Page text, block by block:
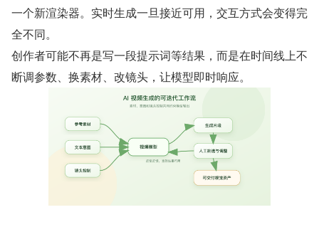
一个新渲染器。实时生成一旦接近可用，交互方式会变得完
全不同。
创作者可能不再是写一段提示词等结果，而是在时间线上不
断调参数、换素材、改镜头，让模型即时响应。